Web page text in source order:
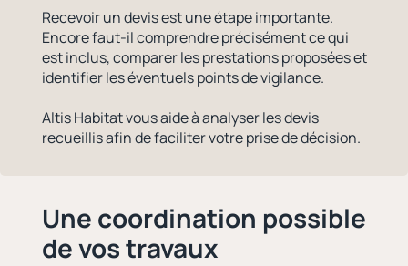
Recevoir un devis est une étape importante.
Encore faut-il comprendre précisément ce qui
est inclus, comparer les prestations proposées et
identifier les éventuels points de vigilance.
Altis Habitat vous aide à analyser les devis
recueillis afin de faciliter votre prise de décision.
Une coordination possible
de vos travaux